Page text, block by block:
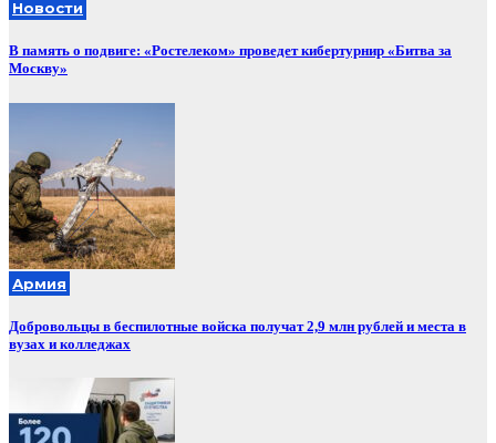
Новости
В память о подвиге: «Ростелеком» проведет кибертурнир «Битва за
Москву»
Армия
Добровольцы в беспилотные войска получат 2,9 млн рублей и места в
вузах и колледжах